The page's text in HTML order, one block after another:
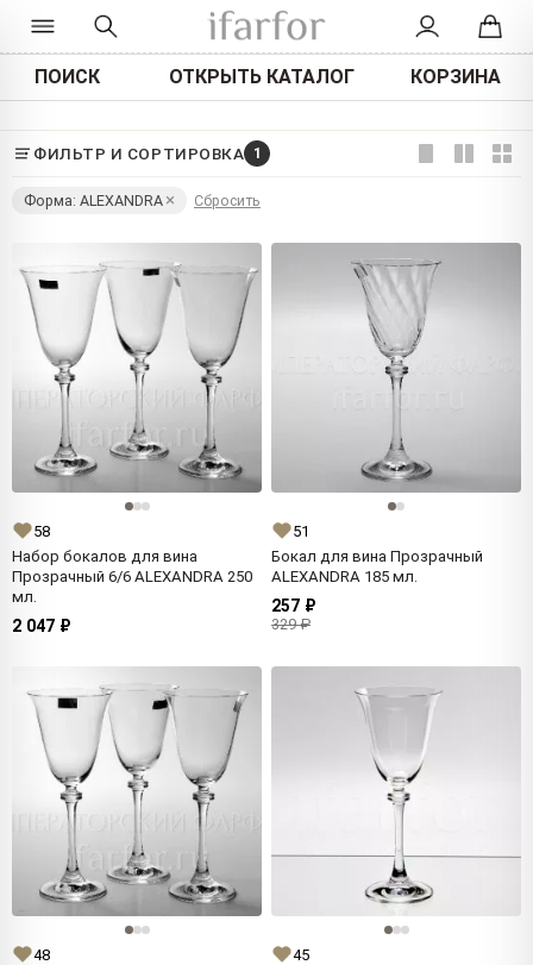
ПОИСК ОТКРЫТЬ КАТАЛОГ КОРЗИНА
ФИЛЬТР И СОРТИРОВКА 1
Форма: ALEXANDRA Сбросить
58
Набор бокалов для вина
Прозрачный 6/6 ALEXANDRA 250
мл.
2 047 ₽
51
Бокал для вина Прозрачный
ALEXANDRA 185 мл.
257 ₽
329 ₽
48
45